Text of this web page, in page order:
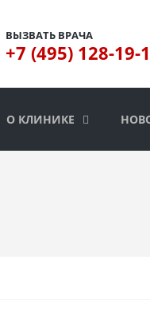
ВЫЗВАТЬ ВРАЧА
+7 (495) 128-19-
О КЛИНИКЕ